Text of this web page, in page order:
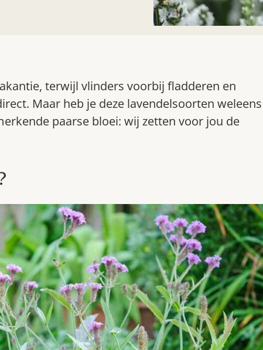
terwijl vlinders voorbij fladderen en
Maar heb je deze lavendelsoorten weleens
paarse bloei: wij zetten voor jou de